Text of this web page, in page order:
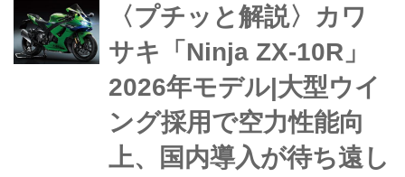
本記事ではバイク好きのあなたのため
に、広大な会場の中から二輪展示スポ
ットを捜索。ホール情報と合わせて徹
底...
〈プチッと解説〉カワ
サキ「Ninja ZX-10R」
2026年モデル|大型ウイ
ング採用で空力性能向
上、国内導入が待ち遠し